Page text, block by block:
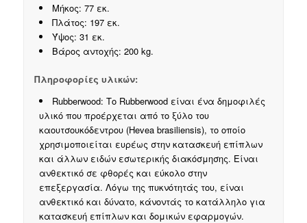
Μήκος: 77 εκ.
Πλάτος: 197 εκ.
Ύψος: 31 εκ.
Βάρος αντοχής: 200 kg.
Πληροφορίες υλικών:
Rubberwood: Το Rubberwood είναι ένα δημοφιλές
υλικό που προέρχεται από το ξύλο του
καουτσουκόδεντρου (Hevea brasiliensis), το οποίο
χρησιμοποιείται ευρέως στην κατασκευή επίπλων
και άλλων ειδών εσωτερικής διακόσμησης. Είναι
ανθεκτικό σε φθορές και εύκολο στην
επεξεργασία. Λόγω της πυκνότητάς του, είναι
ανθεκτικό και δύνατο, κάνοντάς το κατάλληλο για
κατασκευή επίπλων και δομικών εφαρμογών.